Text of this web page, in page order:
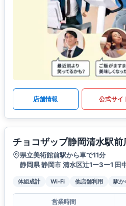
店舗情報 公式サイ
チョコザップ静岡清水駅前
県立美術館前駅から車で11分
静岡県 静岡市 清水区辻1ー3ー1 田
体組成計 Wi-Fi 他店舗利用 駅か
営業時間